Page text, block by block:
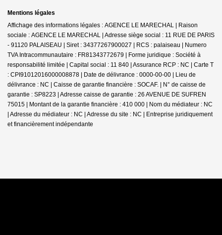
Mentions légales
Affichage des informations légales : AGENCE LE MARECHAL | Raison
sociale : AGENCE LE MARECHAL | Adresse siège social : 11 RUE DE PARIS
- 91120 PALAISEAU | Siret : 34377267900027 | RCS : palaiseau | Numero
TVA Intracommunautaire : FR81343772679 | Forme juridique : Société à
responsabilité limitée | Capital social : 11 840 | Assurance RCP : NC | Carte T
: CPI91012016000008878 | Date de délivrance : 0000-00-00 | Lieu de
délivrance : NC | Caisse de garantie financière : SOCAF. | N° de caisse de
garantie : SP8223 | Adresse caisse de garantie : 26 AVENUE DE SUFREN
75015 | Montant de la garantie financière : 410 000 | Nom du médiateur : NC
| Adresse du médiateur : NC | Adresse du site : NC | Entreprise juridiquement
et financièrement indépendante